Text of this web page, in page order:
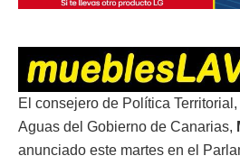
El consejero de Política
Aguas del Gobierno de Canarias,
anunciado este martes en el